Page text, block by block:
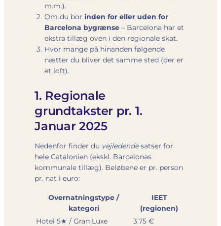
m.m.).
Om du bor inden for eller uden for
Barcelona bygrænse – Barcelona har et
ekstra tillæg oven i den regionale skat.
Hvor mange på hinanden følgende
nætter du bliver det samme sted (der er
et loft).
1. Regionale
grundtakster pr. 1.
Januar 2025
Nedenfor finder du vejledendesatser for
hele Catalonien (ekskl. Barcelonas
kommunale tillæg). Beløbene er pr. person
pr. nat i euro:
Overnatningstype /
kategori
IEET
(regionen)
Hotel 5★ / Gran Luxe
3,75 €